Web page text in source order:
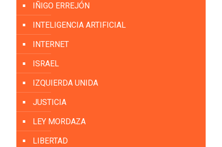
IÑIGO ERREJÓN
INTELIGENCIA ARTIFICIAL
INTERNET
ISRAEL
IZQUIERDA UNIDA
JUSTICIA
LEY MORDAZA
LIBERTAD